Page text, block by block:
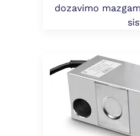
dozavimo